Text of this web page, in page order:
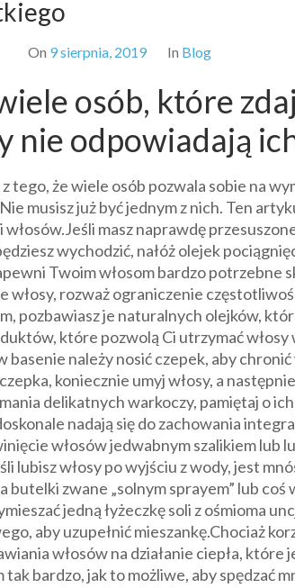
On 9 sierpnia, 2019 In Blog
osób, które
nie odpowiadają
tego, że wiele osób pozwala sobie na
musisz już być jednym z nich. Ten
włosów.Jeśli masz naprawdę
wychodzić, nałóż olejek
Twoim włosom bardzo potrzebne
włosy, rozważ ograniczenie
pozbawiasz je naturalnych olejków,
które pozwolą Ci utrzymać
basenie należy nosić czepek, aby
koniecznie umyj włosy, a
delikatnych warkoczy, pamiętaj o
nadają się do zachowania
włosów jedwabnym szalikiem lub
lubisz włosy po wyjściu z wody, jest
butelki zwane „solnym sprayem” lub
jedną łyżeczkę soli z ośmioma
aby uzupełnić mieszankę.Chociaż
włosów na działanie ciepła,
tak bardzo, jak to możliwe, aby spędzać